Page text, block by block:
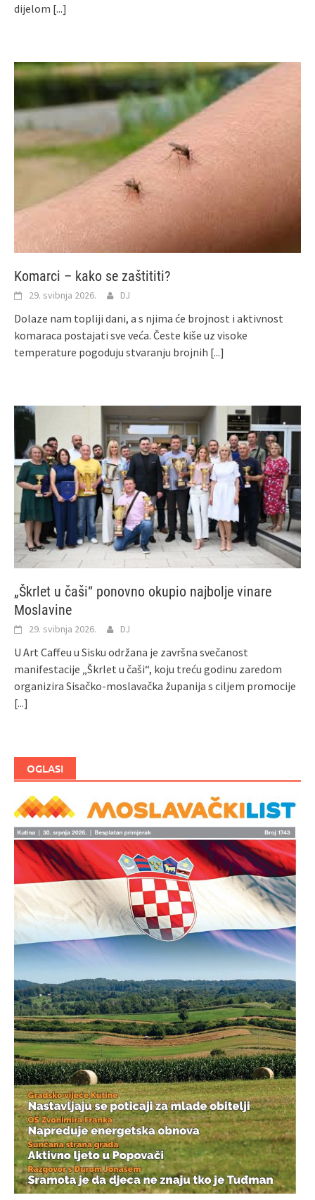
dijelom [...]
Komarci – kako se zaštititi?
29. svibnja 2026. DJ
Dolaze nam topliji dani, a s njima će brojnost i aktivnost
komaraca postajati sve veća. Česte kiše uz visoke
temperature pogoduju stvaranju brojnih [...]
„Škrlet u čaši“ ponovno okupio najbolje vinare
Moslavine
29. svibnja 2026. DJ
U Art Caffeu u Sisku održana je završna svečanost
manifestacije „Škrlet u čaši“, koju treću godinu zaredom
organizira Sisačko-moslavačka županija s ciljem promocije
[...]
OGLASI